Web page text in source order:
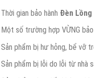
Thời gian bảo hành Đèn Lồng
Một số trường hợp VỪNG bảo
Sản phẩm bị hư hỏng, bể vỡ
Sản phẩm bị lỗi do lỗi từ nhà